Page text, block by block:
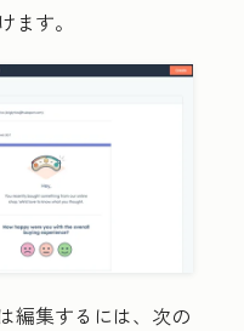
ます。
編集するには、次の